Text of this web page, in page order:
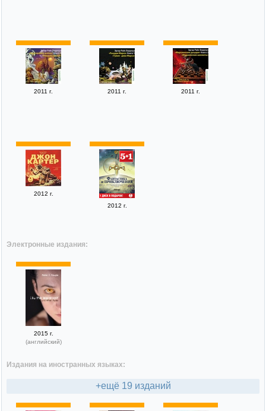
2011 г. 2011 г. 2011 г.
2012 г.
2012 г.
Электронные издания:
2015 г.
(английский)
Издания на иностранных языках:
+ещё 19 изданий